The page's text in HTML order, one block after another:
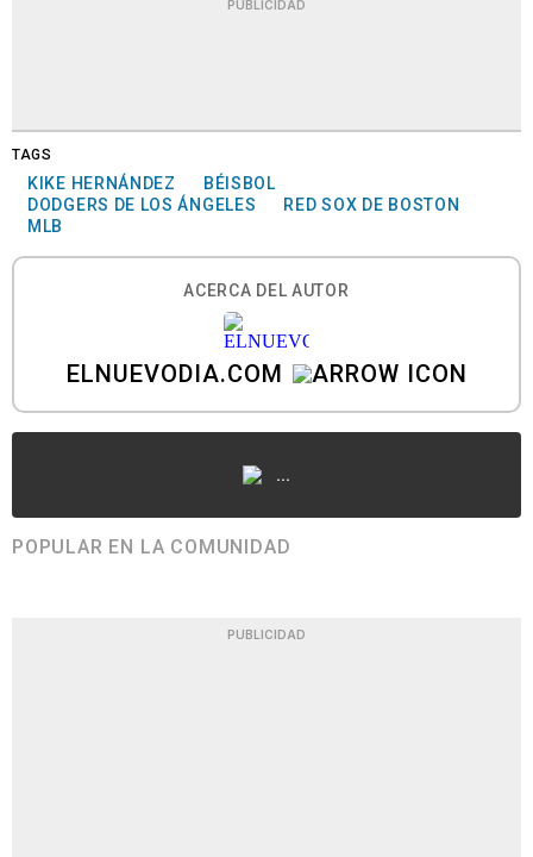
PUBLICIDAD
TAGS
KIKE HERNÁNDEZ
BÉISBOL
DODGERS DE LOS ÁNGELES
RED SOX DE BOSTON
MLB
ACERCA DEL AUTOR
ELNUEVODIA.COM
...
POPULAR EN LA COMUNIDAD
PUBLICIDAD